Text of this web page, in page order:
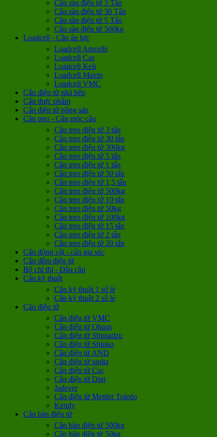
Cân sàn điện tử 3 Tấn
Cân sàn điện tử 30 Tấn
Cân sàn điện tử 5 Tấn
Cân sàn điện tử 500kg
Loadcell - Cân áp lực
Loadcell Amcells
Loadcell Cas
Loadcell Keli
Loadcell Mavin
Loadcell VMC
Cân điện tử nhà bếp
Cân thực phẩm
Cân điện tử nông sản
Cân treo - Cân móc cẩu
Cân treo điện tử 3 tấn
Cân treo điện tử 30 tấn
Cân treo điện tử 300kg
Cân treo điện tử 5 tấn
Cân treo điện tử 1 tấn
Cân treo điện tử 50 tấn
Cân treo điện tử 1,5 tấn
Cân treo điện tử 500kg
Cân treo điện tử 10 tấn
Cân treo điện tử 50kg
Cân treo điện tử 100kg
Cân treo điện tử 15 tấn
Cân treo điện tử 2 tấn
Cân treo điện tử 20 tấn
Cân động vật - cân gia súc
Cân đếm điện tử
Bộ chỉ thị - Đầu cân
Cân kỹ thuật
Cân kỹ thuật 1 số lẻ
Cân kỹ thuật 2 số lẻ
Cân điện tử
Cân điện tử VMC
Cân điện tử Ohaus
Cân điện tử Shimadzu
Cân điện tử Shinko
Cân điện tử AND
Cân điện tử tanita
Cân điện tử Cas
Cân điện tử Digi
Jadever
Cân điện tử Mettler Toledo
Kendy
Cân bàn điện tử
Cân bàn điện tử 500kg
Cân bàn điện tử 50kg